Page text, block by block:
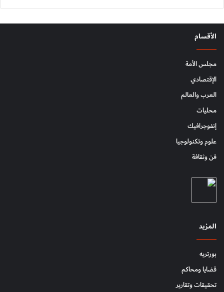
الأقسام
مجلس الأمة
الإقتصادي
العرب والعالم
محليات
إنفوجرافيك
علوم وتكنولوجيا
فن وثقافة
المزيد
بورتريه
قضايا ومحاكم
تحقيقات وتقارير